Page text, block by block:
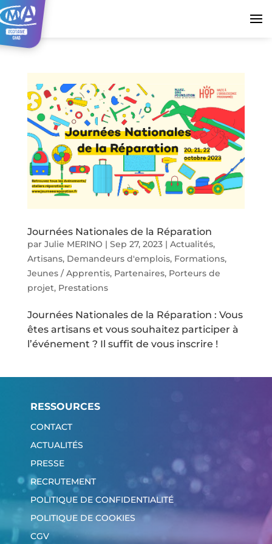
Journées Nationales de la Réparation
par Julie MERINO | Sep 27, 2023| Actualités,
Artisans, Demandeurs d'emplois, Formations,
Jeunes / Apprentis, Partenaires, Porteurs de
projet, Prestations
Journées Nationales de la Réparation : Vous
êtes artisans et vous souhaitez participer à
l’événement ? Il suffit de vous inscrire !
RESSOURCES
CONTACT
ACTUALITÉS
PRESSE
RECRUTEMENT
POLITIQUE DE CONFIDENTIALITÉ
POLITIQUE DE COOKIES
CGV